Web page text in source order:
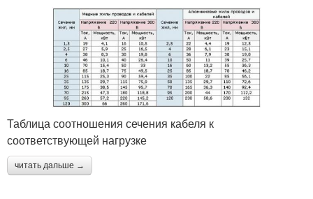
Таблица соотношения сечения кабеля к
соответствующей нагрузке
читать дальше →